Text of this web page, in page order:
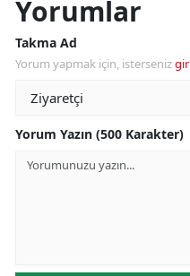
Yorumlar
Takma Ad
Yorum yapmak için, isterseniz
Yorum Yazın (500 Karakter)